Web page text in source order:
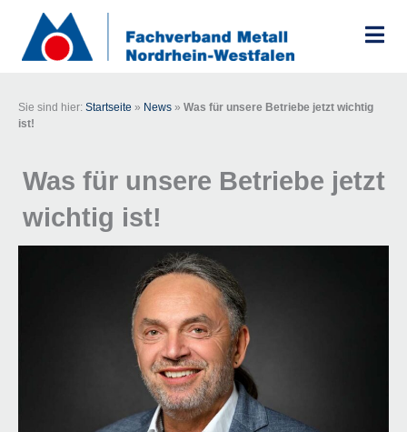
springen
Sie sind hier: Startseite » News » Was für unsere Betriebe jetzt wichtig
ist!
Was für unsere Betriebe jetzt
wichtig ist!